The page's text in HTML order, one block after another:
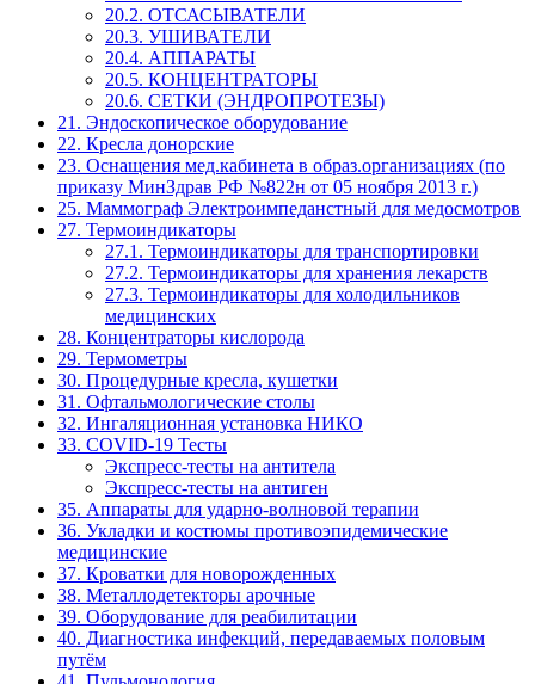
20.2. ОТСАСЫВАТЕЛИ
20.3. УШИВАТЕЛИ
20.4. АППАРАТЫ
20.5. КОНЦЕНТРАТОРЫ
20.6. СЕТКИ (ЭНДРОПРОТЕЗЫ)
21. Эндоскопическое оборудование
22. Кресла донорские
23. Оснащения мед.кабинета в образ.организациях (по
приказу МинЗдрав РФ №822н от 05 ноября 2013 г.)
25. Маммограф Электроимпеданстный для медосмотров
27. Термоиндикаторы
27.1. Термоиндикаторы для транспортировки
27.2. Термоиндикаторы для хранения лекарств
27.3. Термоиндикаторы для холодильников
медицинских
28. Концентраторы кислорода
29. Термометры
30. Процедурные кресла, кушетки
31. Офтальмологические столы
32. Ингаляционная установка НИКО
33. COVID-19 Тесты
Экспресс-тесты на антитела
Экспресс-тесты на антиген
35. Аппараты для ударно-волновой терапии
36. Укладки и костюмы противоэпидемические
медицинские
37. Кроватки для новорожденных
38. Металлодетекторы арочные
39. Оборудование для реабилитации
40. Диагностика инфекций, передаваемых половым
путём